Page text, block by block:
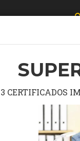
Pesquisar
3 CERTIFICADOS